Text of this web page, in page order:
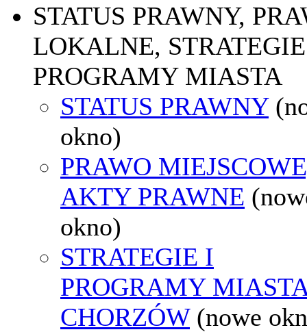
STATUS PRAWNY,
LOKALNE,
PROGRAMY MIASTA
STATUS PRAWNY
okno)
PRAWO
AKTY PRAWNE
okno)
STRATEGIE I
PROGRAMY
CHORZÓW (nowe